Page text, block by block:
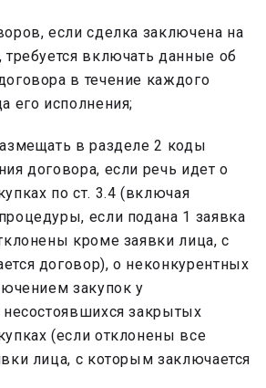
если сделка заключена на
включать данные об
в течение каждого
его исполнения;
в разделе 2 коды
договора, если речь идет о
по ст. 3.4 (включая
если подана 1 заявка
кроме заявки лица, с
договор), о неконкурентных
закупок у
закрытых
(если отклонены все
лица, с которым заключается